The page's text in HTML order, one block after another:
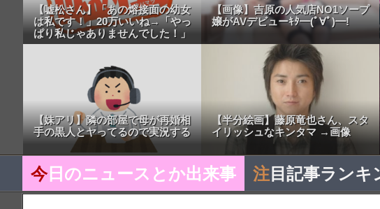
【嘘松さん】「あの熔接面の幼女
は私です！」20万いいね→「やっ
ぱり私じゃありませんでした！」
【画像】吉原の人気店NO1ソープ
嬢がAVデビューｷﾀ━(ﾟ∀ﾟ)━!
【妹アリ】隣の部屋で母が再婚相
手の黒人とヤってるので実況する
【半分絵画】藤原竜也さん、スタ
イリッシュなキンタマ →画像
今日のニュースとか出来事 注 目記事ランキ